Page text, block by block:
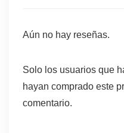
Aún no hay reseñas.
Solo los usuarios que
hayan comprado este
comentario.